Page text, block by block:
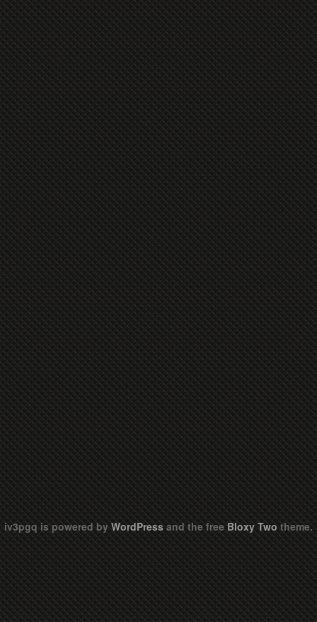
iv3pgq is powered by WordPress and the free Bloxy Two theme.